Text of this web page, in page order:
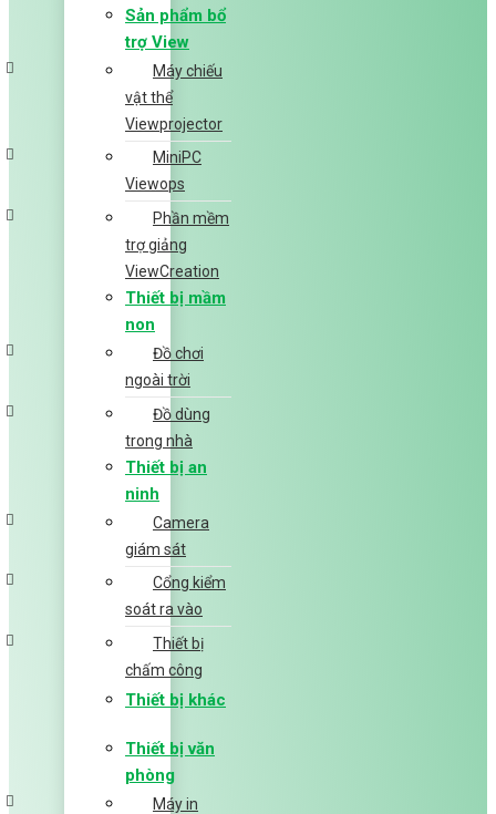
Sản phẩm bổ
trợ View
Máy chiếu
vật thể
Viewprojector
MiniPC
Viewops
Phần mềm
trợ giảng
ViewCreation
Thiết bị mầm
non
Đồ chơi
ngoài trời
Đồ dùng
trong nhà
Thiết bị an
ninh
Camera
giám sát
Cổng kiểm
soát ra vào
Thiết bị
chấm công
Thiết bị khác
Thiết bị văn
phòng
Máy in